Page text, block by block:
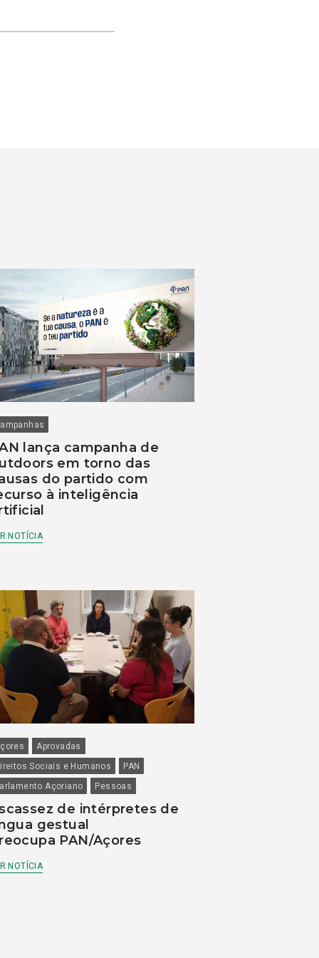
lança campanha de
em torno das
do partido com
à inteligência
NOTÍCIA
Aprovadas
Sociais e Humanos
PAN
Açoriano
Pessoas
de intérpretes de
gestual
PAN/Açores
NOTÍCIA